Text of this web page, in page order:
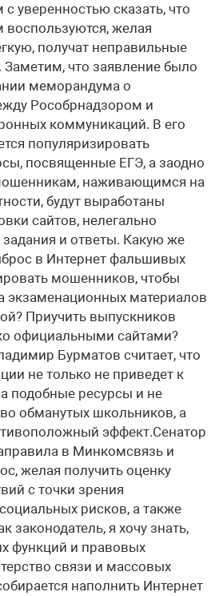
уверенностью сказать, что
желая
получат неправильные
Заметим, что заявление было
меморандума о
Рособрнадзором и
коммуникаций. В его
популяризировать
посвященные ЕГЭ, а заодно
наживающимся на
будут выработаны
сайтов, нелегально
и ответы. Какую же
в Интернет фальшивых
мошенников, чтобы
экзаменационных материалов
Приучить выпускников
официальными сайтами?
Бурматов считает, что
не только не приведет к
подобные ресурсы и не
обманутых школьников, а
эффект.Сенатор
в Минкомсвязь и
желая получить оценку
с точки зрения
рисков, а также
законодатель, я хочу знать,
функций и правовых
связи и массовых
наполнить Интернет